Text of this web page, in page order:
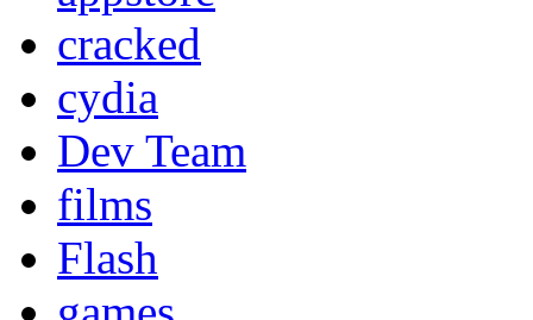
cracked
cydia
Dev Team
films
Flash